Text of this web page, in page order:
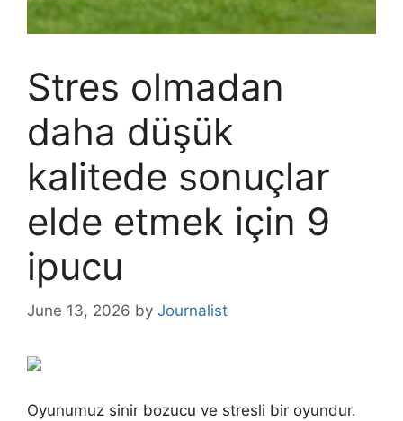
Stres olmadan
daha düşük
kalitede sonuçlar
elde etmek için 9
ipucu
June 13, 2026 by Journalist
Oyunumuz sinir bozucu ve stresli bir oyundur.